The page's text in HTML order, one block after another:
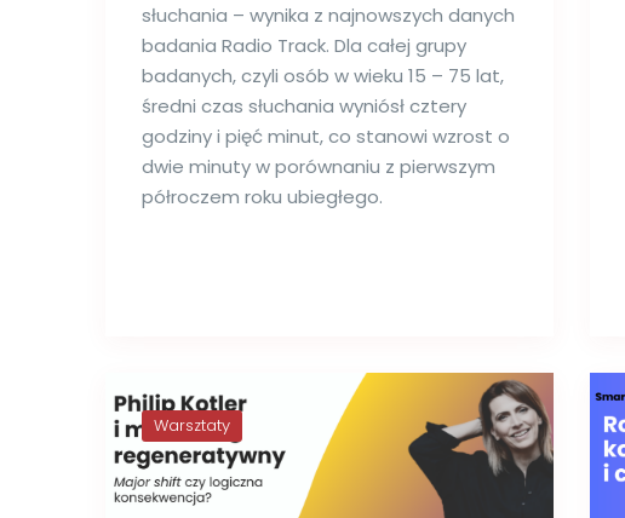
słuchania – wynika z najnowszych danych
badania Radio Track. Dla całej grupy
badanych, czyli osób w wieku 15 – 75 lat,
średni czas słuchania wyniósł cztery
godziny i pięć minut, co stanowi wzrost o
dwie minuty w porównaniu z pierwszym
półroczem roku ubiegłego.
Warsztaty